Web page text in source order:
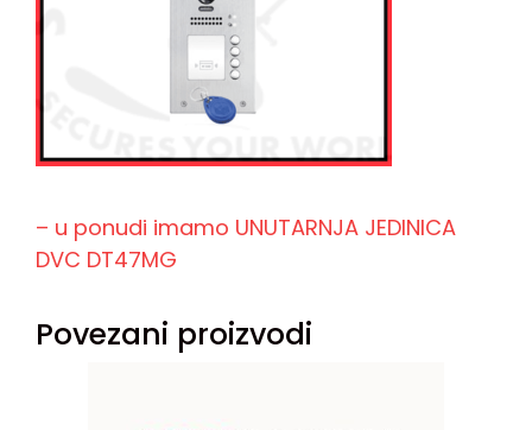
– u ponudi imamo UNUTARNJA JEDINICA
DVC DT47MG
Povezani proizvodi